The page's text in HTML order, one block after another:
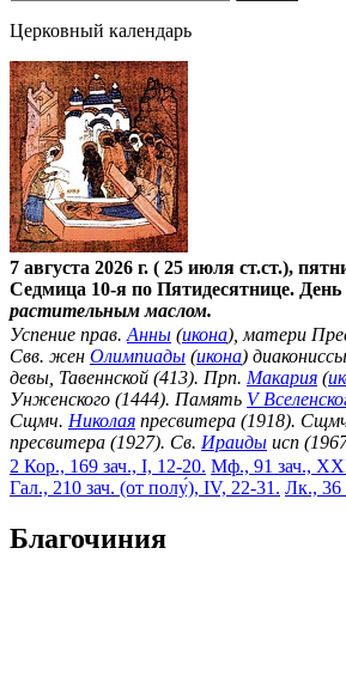
Церковный календарь
7 августа 2026 г. ( 25 июля ст.ст.),
Седмица 10-я по Пятидесятнице.
растительным маслом.
Успение прав. Анны (икона), матери
Свв. жен Олимпиады (икона)
девы, Тавеннской (413). Прп. Макария (
Унженского (1444). Память V
Сщмч. Николая пресвитера (1918).
пресвитера (1927). Св. Ираиды исп
2 Кор., 169 зач., I, 12-20. Мф., 91 зач.,
Гал., 210 зач. (от полу́), IV, 22-31. Лк., 36
Благочиния